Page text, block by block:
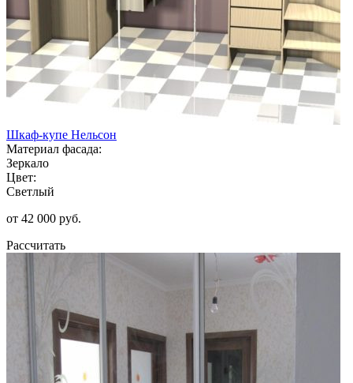
Шкаф-купе Нельсон
Материал фасада:
Зеркало
Цвет:
Светлый
от 42 000 руб.
Рассчитать